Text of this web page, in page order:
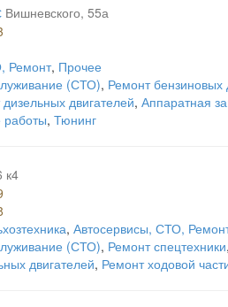
Вишневского, 55а
Ремонт, Прочее
(СТО), Ремонт бензиновых
двигателей, Аппаратная
, Тюнинг
к4
, Автосервисы, СТО,
(СТО), Ремонт спецтехники
двигателей, Ремонт ходовой